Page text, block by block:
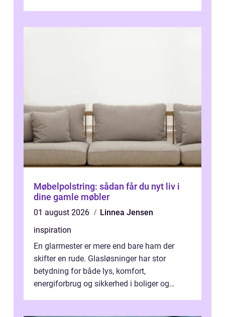
Møbelpolstring: sådan får du nyt liv i
dine gamle møbler
01 august 2026
Linnea Jensen
inspiration
En glarmester er mere end bare ham der
skifter en rude. Glasløsninger har stor
betydning for både lys, komfort,
energiforbrug og sikkerhed i boliger og